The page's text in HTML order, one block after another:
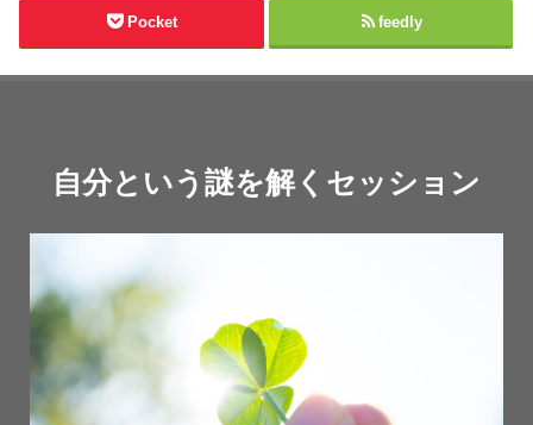
Pocket feedly
自分という謎を解くセッション